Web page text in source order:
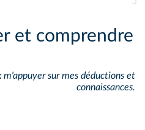
et comprendre
sur mes déductions et
connaissances.